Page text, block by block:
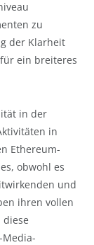
zu
der Klarheit
ein breiteres
in der
in
Ethereum-
obwohl es
und
ihren vollen
diese